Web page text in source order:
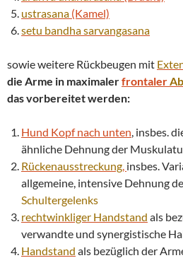
ustrasana (Kamel)
setu bandhasarvangasana
sowie weitere Rückbeugen mit
die Arme in maximalerfrontaler
das vorbereitet werden:
Hund Kopf nach unten, insbes.
ähnliche Dehnung der
Rückenausstreckung, insbes.
allgemeine, intensive Dehnung
Schultergelenks
rechtwinkliger Handstand als
verwandte und synergistische
Handstand als bezüglich der